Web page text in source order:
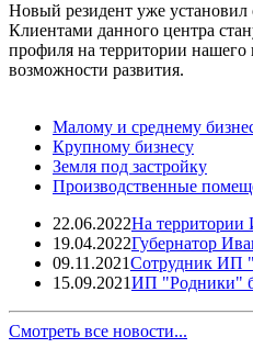
Новый резидент уже установил
Клиентами данного центра
профиля на территории нашего
возможности развития.
Малому и среднему
Крупному бизнесу
Земля под застройку
Производственные
22.06.2022На территории
19.04.2022Губернатор
09.11.2021Сотрудник ИП
15.09.2021ИП "Родники"
Смотреть все новости...